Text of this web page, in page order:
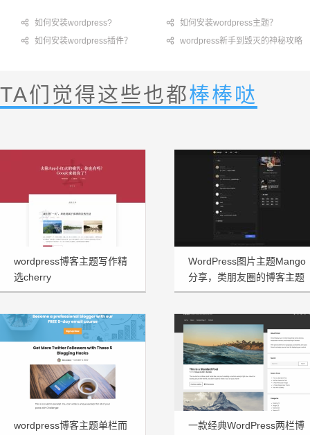
 如何安装wordpress?  如何安装wordpress主题？
 如何安装wordpress插件？  wordpress新手到毁灭的神秘攻略
TA们觉得这些也都棒棒哒
wordpress博客主题写作精
选cherry
WordPress图片主题Mango
分享，类朋友圈的博客主题
wordpress博客主题单栏而 一款经典WordPress两栏博